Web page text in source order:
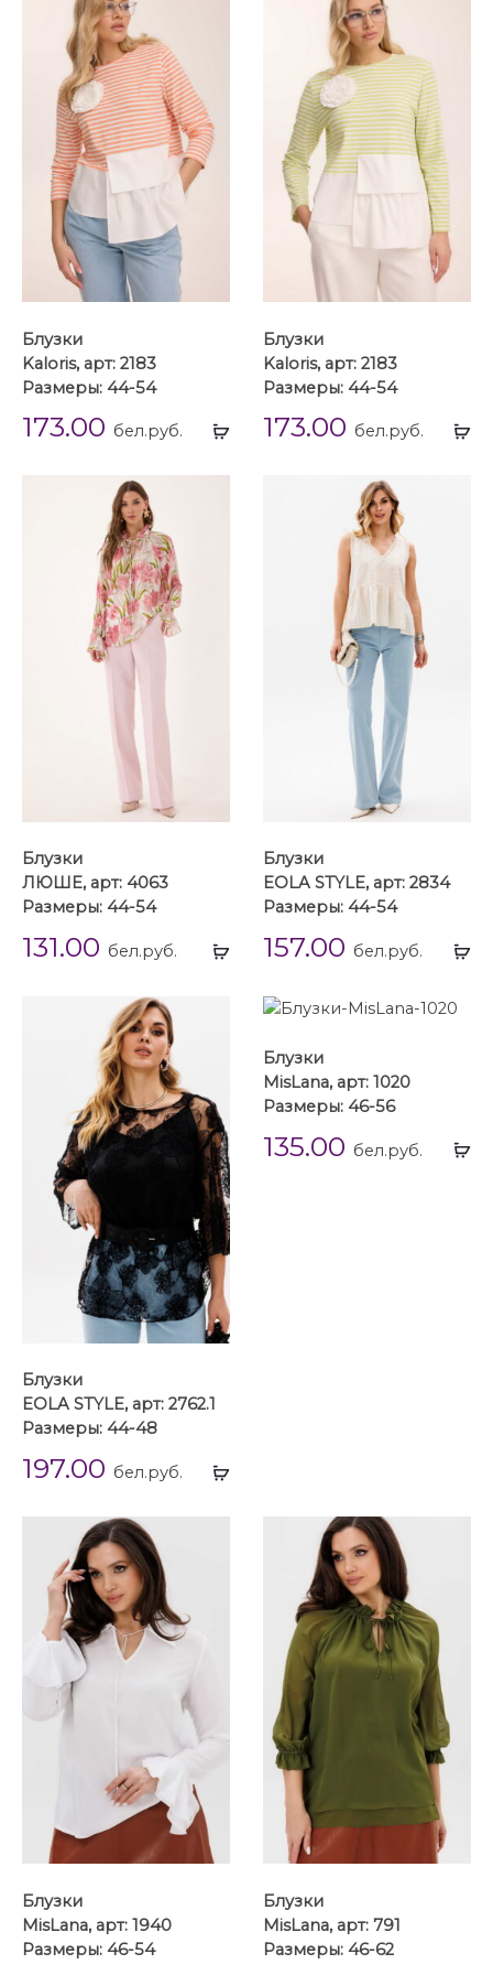
Выбрать
Блузки
Kaloris, арт: 2183
Размеры: 44-54
173.00 бел.руб.
Блузки
Kaloris, арт: 2183
Размеры: 44-54
173.00 бел.руб.
Выбрать
Блузки
ЛЮШЕ, арт: 4063
Размеры: 44-54
131.00 бел.руб.
Блузки
EOLA STYLE, арт: 2834
Размеры: 44-54
157.00 бел.руб.
Выбрать
Блузки
EOLA STYLE, арт: 2762.1
Размеры: 44-48
197.00 бел.руб.
Блузки
MisLana, арт: 1020
Размеры: 46-56
135.00 бел.руб.
Блузки
MisLana, арт: 1940
Размеры: 46-54
Блузки
MisLana, арт: 791
Размеры: 46-62